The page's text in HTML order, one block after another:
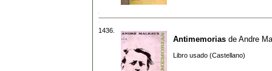
1436.
Antimemorias de Andre
Libro usado (Castellano)